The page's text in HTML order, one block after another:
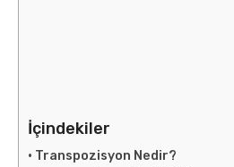
İçindekiler
Transpozisyon Nedir?